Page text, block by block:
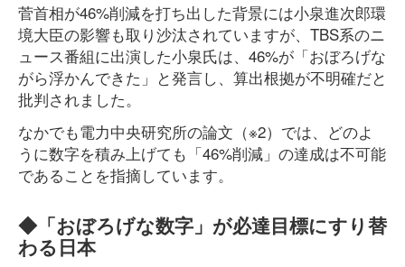
菅首相が46%削減を打ち出した背景には小泉進次郎環
境大臣の影響も取り沙汰されていますが、TBS系のニ
ュース番組に出演した小泉氏は、46%が「おぼろげな
がら浮かんできた」と発言し、算出根拠が不明確だと
批判されました。
なかでも電力中央研究所の論文（※2）では、どのよ
うに数字を積み上げても「46%削減」の達成は不可能
であることを指摘しています。
◆「おぼろげな数字」が必達目標にすり替
わる日本